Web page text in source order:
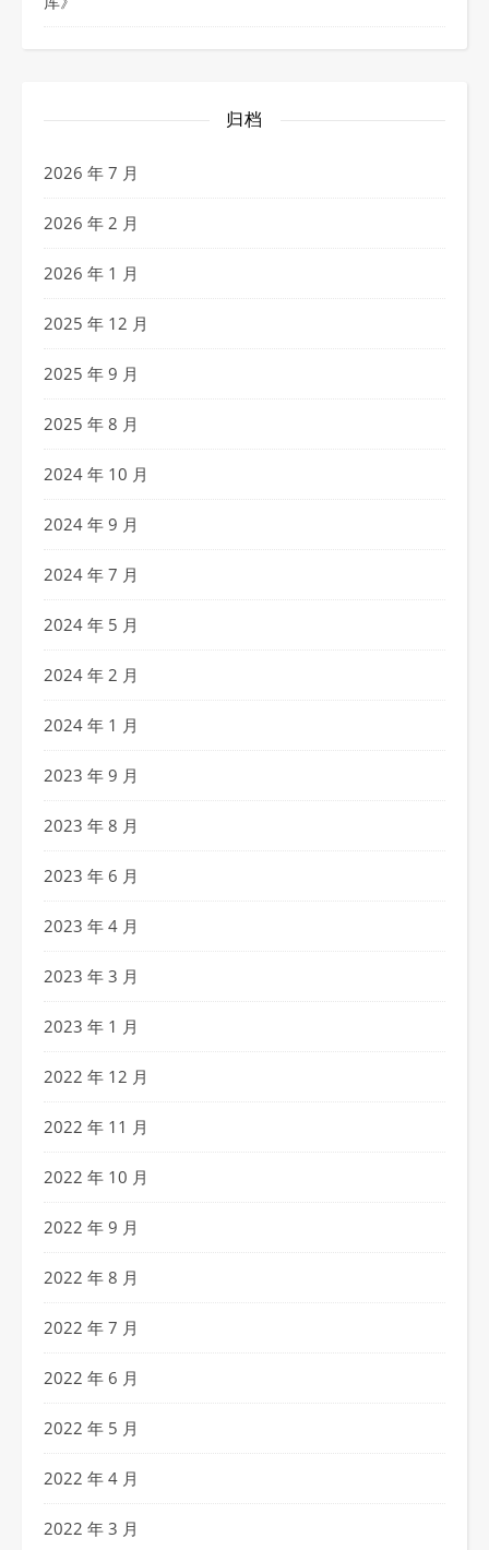
归档
2026 年 7 月
2026 年 2 月
2026 年 1 月
2025 年 12 月
2025 年 9 月
2025 年 8 月
2024 年 10 月
2024 年 9 月
2024 年 7 月
2024 年 5 月
2024 年 2 月
2024 年 1 月
2023 年 9 月
2023 年 8 月
2023 年 6 月
2023 年 4 月
2023 年 3 月
2023 年 1 月
2022 年 12 月
2022 年 11 月
2022 年 10 月
2022 年 9 月
2022 年 8 月
2022 年 7 月
2022 年 6 月
2022 年 5 月
2022 年 4 月
2022 年 3 月